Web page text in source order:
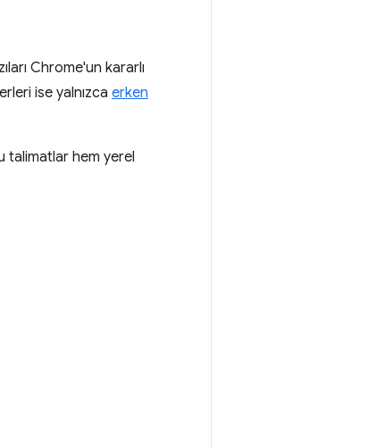
Chrome'un kararlı
ise yalnızca erken
talimatlar hem yerel